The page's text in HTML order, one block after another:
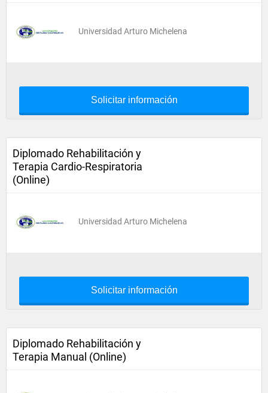
Universidad Arturo Michelena
Solicitar información
Diplomado Rehabilitación y
Terapia Cardio-Respiratoria
(Online)
Universidad Arturo Michelena
Solicitar información
Diplomado Rehabilitación y
Terapia Manual (Online)